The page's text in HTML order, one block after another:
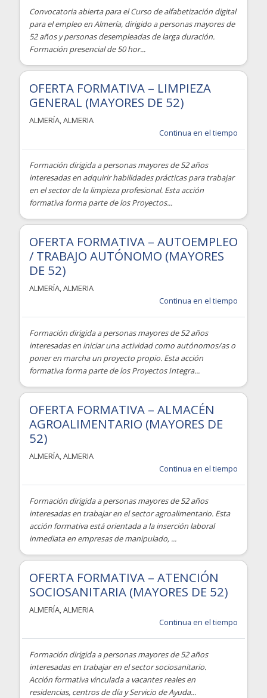
Convocatoria abierta para el Curso de alfabetización digital
para el empleo en Almería, dirigido a personas mayores de
52 años y personas desempleadas de larga duración.
Formación presencial de 50 hor...
OFERTA FORMATIVA – LIMPIEZA
GENERAL (MAYORES DE 52)
ALMERÍA,ALMERIA
Continua en el tiempo
Formación dirigida a personas mayores de 52 años
interesadas en adquirir habilidades prácticas para trabajar
en el sector de la limpieza profesional. Esta acción
formativa forma parte de los Proyectos...
OFERTA FORMATIVA – AUTOEMPLEO
/ TRABAJO AUTÓNOMO (MAYORES
DE 52)
ALMERÍA,ALMERIA
Continua en el tiempo
Formación dirigida a personas mayores de 52 años
interesadas en iniciar una actividad como autónomos/as o
poner en marcha un proyecto propio. Esta acción
formativa forma parte de los Proyectos Integra...
OFERTA FORMATIVA – ALMACÉN
AGROALIMENTARIO (MAYORES DE
52)
ALMERÍA,ALMERIA
Continua en el tiempo
Formación dirigida a personas mayores de 52 años
interesadas en trabajar en el sector agroalimentario. Esta
acción formativa está orientada a la inserción laboral
inmediata en empresas de manipulado, ...
OFERTA FORMATIVA – ATENCIÓN
SOCIOSANITARIA (MAYORES DE 52)
ALMERÍA,ALMERIA
Continua en el tiempo
Formación dirigida a personas mayores de 52 años
interesadas en trabajar en el sector sociosanitario.
Acción formativa vinculada a vacantes reales en
residencias, centros de día y Servicio de Ayuda...